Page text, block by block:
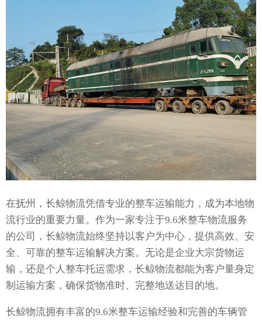
在抚州，长鲸物流凭借专业的整车运输能力，成为本地物
流行业的重要力量。作为一家专注于9.6米整车物流服务
的公司，长鲸物流始终坚持以客户为中心，提供高效、安
全、可靠的整车运输解决方案。无论是企业大宗货物运
输，还是个人整车托运需求，长鲸物流都能为客户量身定
制运输方案，确保货物准时、完整地送达目的地。
长鲸物流拥有丰富的9.6米整车运输经验和完善的车辆管